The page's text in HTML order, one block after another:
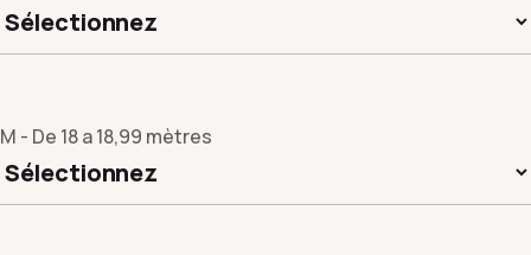
M - De 18 a 18,99 mètres